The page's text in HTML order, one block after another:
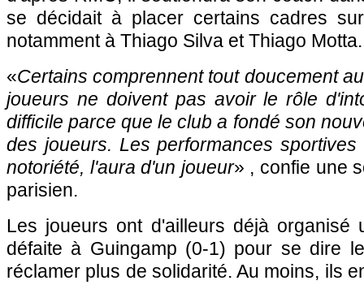
se décidait à placer certains cadres
notamment à Thiago Silva et Thiago Motta.
«Certains comprennent tout doucement
joueurs ne doivent pas avoir le rôle
difficile parce que le club a fondé son
des joueurs. Les performances
notoriété, l'aura d'un joueur» , confie une
parisien.
Les joueurs ont d'ailleurs déjà organisé
défaite à Guingamp (0-1) pour se dire
réclamer plus de solidarité. Au moins, ils